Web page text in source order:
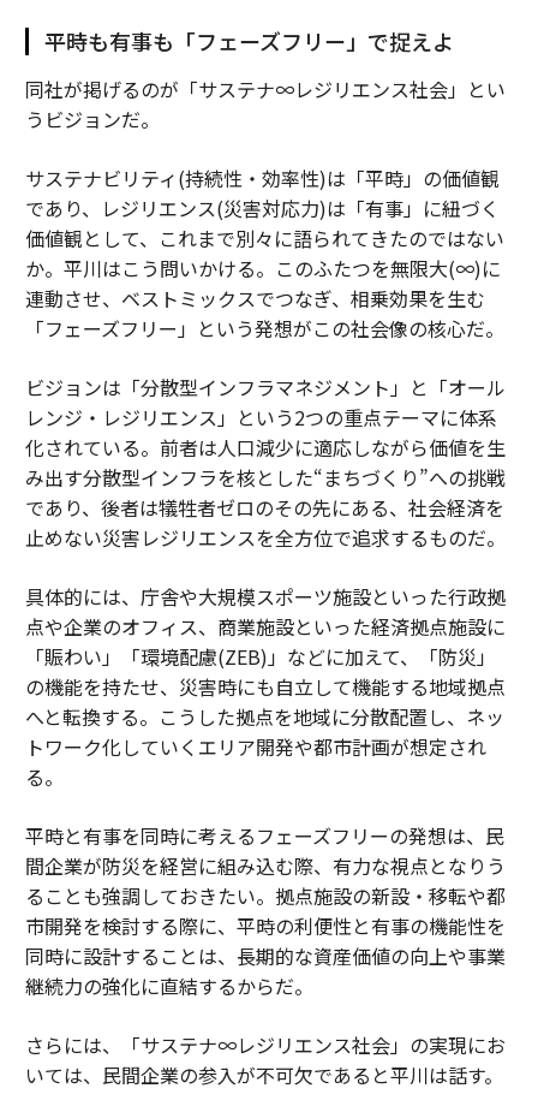
平時も有事も「フェーズフリー」で捉えよ
同社が掲げるのが「サステナ∞レジリエンス社会」とい
うビジョンだ。
サステナビリティ(持続性・効率性)は「平時」の価値観
であり、レジリエンス(災害対応力)は「有事」に紐づく
価値観として、これまで別々に語られてきたのではない
か。平川はこう問いかける。このふたつを無限大(∞)に
連動させ、ベストミックスでつなぎ、相乗効果を生む
「フェーズフリー」という発想がこの社会像の核心だ。
ビジョンは「分散型インフラマネジメント」と「オール
レンジ・レジリエンス」という2つの重点テーマに体系
化されている。前者は人口減少に適応しながら価値を生
み出す分散型インフラを核とした“まちづくり”への挑戦
であり、後者は犠牲者ゼロのその先にある、社会経済を
止めない災害レジリエンスを全方位で追求するものだ。
具体的には、庁舎や大規模スポーツ施設といった行政拠
点や企業のオフィス、商業施設といった経済拠点施設に
「賑わい」「環境配慮(ZEB)」などに加えて、「防災」
の機能を持たせ、災害時にも自立して機能する地域拠点
へと転換する。こうした拠点を地域に分散配置し、ネッ
トワーク化していくエリア開発や都市計画が想定され
る。
平時と有事を同時に考えるフェーズフリーの発想は、民
間企業が防災を経営に組み込む際、有力な視点となりう
ることも強調しておきたい。拠点施設の新設・移転や都
市開発を検討する際に、平時の利便性と有事の機能性を
同時に設計することは、長期的な資産価値の向上や事業
継続力の強化に直結するからだ。
さらには、「サステナ∞レジリエンス社会」の実現にお
いては、民間企業の参入が不可欠であると平川は話す。